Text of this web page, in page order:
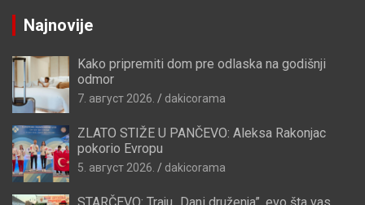
Najnovije
Kako pripremiti dom pre odlaska na godišnji
odmor
7. август 2026. dakicorama
ZLATO STIŽE U PANČEVO: Aleksa Rakonjac
pokorio Evropu
5. август 2026. dakicorama